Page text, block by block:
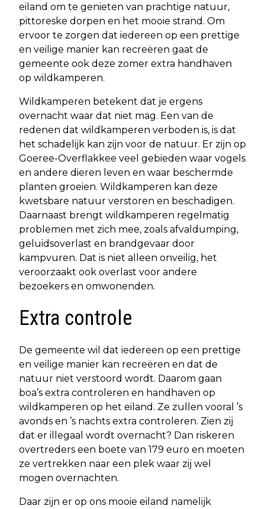
eiland om te genieten van prachtige natuur,
pittoreske dorpen en het mooie strand. Om
ervoor te zorgen dat iedereen op een prettige
en veilige manier kan recreëren gaat de
gemeente ook deze zomer extra handhaven
op wildkamperen.
Wildkamperen betekent dat je ergens
overnacht waar dat niet mag. Een van de
redenen dat wildkamperen verboden is, is dat
het schadelijk kan zijn voor de natuur. Er zijn op
Goeree-Overflakkee veel gebieden waar vogels
en andere dieren leven en waar beschermde
planten groeien. Wildkamperen kan deze
kwetsbare natuur verstoren en beschadigen.
Daarnaast brengt wildkamperen regelmatig
problemen met zich mee, zoals afvaldumping,
geluidsoverlast en brandgevaar door
kampvuren. Dat is niet alleen onveilig, het
veroorzaakt ook overlast voor andere
bezoekers en omwonenden.
Extra controle
De gemeente wil dat iedereen op een prettige
en veilige manier kan recreëren en dat de
natuur niet verstoord wordt. Daarom gaan
boa’s extra controleren en handhaven op
wildkamperen op het eiland. Ze zullen vooral ’s
avonds en ’s nachts extra controleren. Zien zij
dat er illegaal wordt overnacht? Dan riskeren
overtreders een boete van 179 euro en moeten
ze vertrekken naar een plek waar zij wel
mogen overnachten.
Daar zijn er op ons mooie eiland namelijk